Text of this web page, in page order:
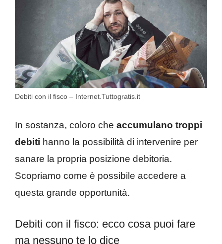
Debiti con il fisco – Internet.Tuttogratis.it
In sostanza, coloro che accumulano troppi
debiti hanno la possibilità di intervenire per
sanare la propria posizione debitoria.
Scopriamo come è possibile accedere a
questa grande opportunità.
Debiti con il fisco: ecco cosa puoi fare
ma nessuno te lo dice